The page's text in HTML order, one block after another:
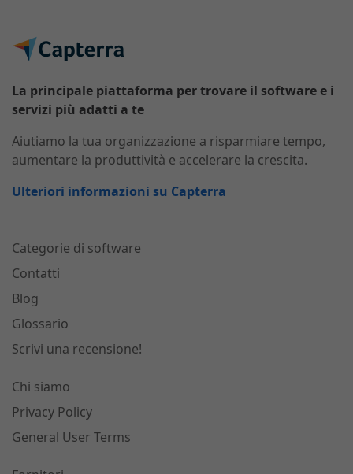
La principale piattaforma per trovare il software e i
servizi più adatti a te
Aiutiamo la tua organizzazione a risparmiare tempo,
aumentare la produttività e accelerare la crescita.
Ulteriori informazioni su Capterra
Categorie di software
Contatti
Blog
Glossario
Scrivi una recensione!
Chi siamo
Privacy Policy
General User Terms